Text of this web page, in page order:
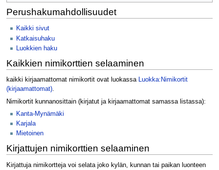
Perushakumahdollisuudet
Kaikki sivut
Katkaisuhaku
Luokkien haku
Kaikkien nimikorttien selaaminen
kaikki kirjaamattomat nimikortit ovat luokassa Luokka:Nimikortit
(kirjaamattomat).
Nimikortit kunnanosittain (kirjatut ja kirjaamattomat samassa listassa):
Kanta-Mynämäki
Karjala
Mietoinen
Kirjattujen nimikorttien selaaminen
Kirjattuja nimikortteja voi selata joko kylän, kunnan tai paikan luonteen